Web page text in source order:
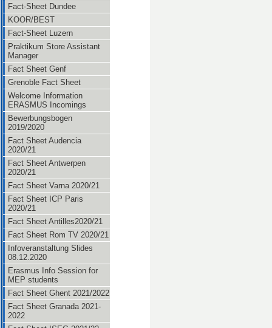
Fact-Sheet Dundee
KOOR/BEST
Fact-Sheet Luzern
Praktikum Store Assistant
Manager
Fact Sheet Genf
Grenoble Fact Sheet
Welcome Information
ERASMUS Incomings
Bewerbungsbogen
2019/2020
Fact Sheet Audencia
2020/21
Fact Sheet Antwerpen
2020/21
Fact Sheet Varna 2020/21
Fact Sheet ICP Paris
2020/21
Fact Sheet Antilles2020/21
Fact Sheet Rom TV 2020/21
Infoveranstaltung Slides
08.12.2020
Erasmus Info Session for
MEP students
Fact Sheet Ghent 2021/2022
Fact Sheet Granada 2021-
2022